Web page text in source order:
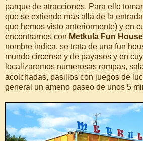
parque de atracciones. Para ello
que se extiende más allá de la
que hemos visto anteriormente) y en
encontrarnos con Metkula Fun House
nombre indica, se trata de una fun
mundo circense y de payasos y en
localizaremos numerosas rampas,
acolchadas, pasillos con juegos de
general un ameno paseo de unos 5